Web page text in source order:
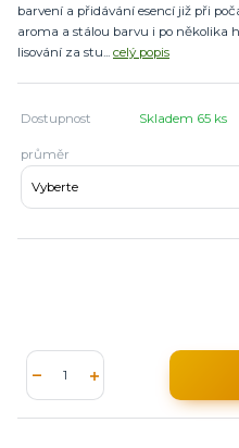
barvení a přidávání esencí již při
aroma a stálou barvu i po několika
lisování za stu... celý popis
Dostupnost Skladem 65 ks
průměr